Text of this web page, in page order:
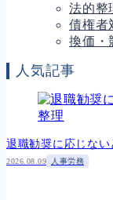
法的整
債権者
換価・
人気記事
退職勧奨に応じな
2026.08.09 人事労務